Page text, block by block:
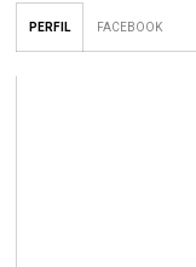
PERFIL FACEBOOK